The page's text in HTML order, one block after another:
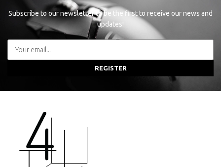
Subscribe to our newsletter to be the first to receive our news and
updates!
REGISTER